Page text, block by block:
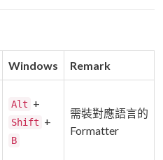
Windows Remark
Alt +
Shift +
B
需裝對應語言的
Formatter